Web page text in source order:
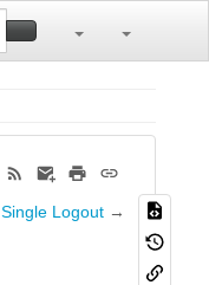
Single Logout →